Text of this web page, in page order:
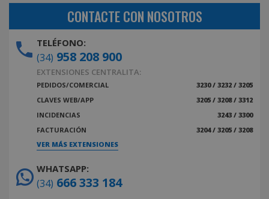
CONTACTE CON NOSOTROS
TELÉFONO:
(34) 958 208 900
EXTENSIONES CENTRALITA:
PEDIDOS/COMERCIAL
3230 / 3232 / 3205
CLAVES WEB/APP
3205 / 3208 / 3312
INCIDENCIAS
3243 / 3300
FACTURACIÓN
3204 / 3205 / 3208
VER MÁS EXTENSIONES
WHATSAPP:
(34) 666 333 184